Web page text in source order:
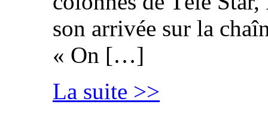
son arrivée sur la
« On […]
La suite >>